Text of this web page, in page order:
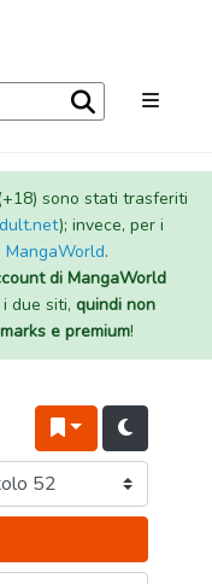
sono stati trasferiti
); invece, per i
MangaWorld.
di MangaWorld
due siti, quindi non
e premium!